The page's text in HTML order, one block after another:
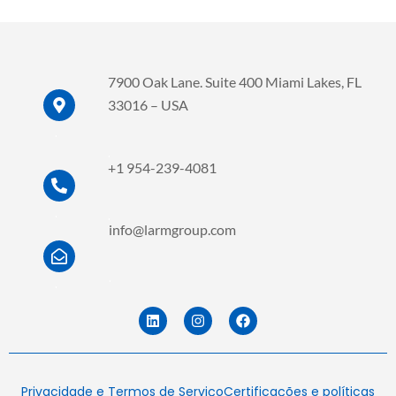
7900 Oak Lane. Suite 400 Miami Lakes, FL
33016 – USA
+1 954-239-4081
info@larmgroup.com
L
i
n
k
I
n
s
t
g
F
a
c
e
o
Privacidade e Termos de ServiçoCertificações e políticas